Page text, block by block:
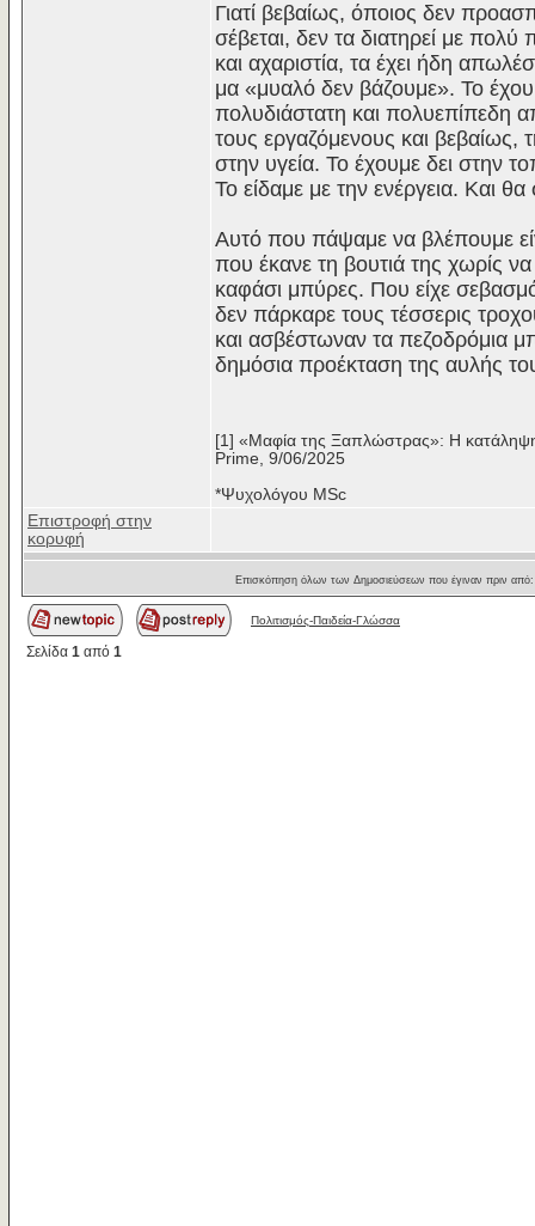
Γιατί βεβαίως, όποιος δεν
σέβεται, δεν τα διατηρεί με
και αχαριστία, τα έχει ήδη
μα «μυαλό δεν βάζουμε». Το
πολυδιάστατη και πολυεπίπεδη
τους εργαζόμενους και βεβαίως,
στην υγεία. Το έχουμε δει στην
Το είδαμε με την ενέργεια. Και
Αυτό που πάψαμε να βλέπουμε
που έκανε τη βουτιά της χωρίς
καφάσι μπύρες. Που είχε
δεν πάρκαρε τους τέσσερις
και ασβέστωναν τα πεζοδρόμια
δημόσια προέκταση της αυλής
[1] «Μαφία της Ξαπλώστρας»: Η
Prime, 9/06/2025
*Ψυχολόγου MSc
Επιστροφή στην
κορυφή
Επισκόπηση όλων των Δημοσιεύσεων που έγιναν πριν
Πολιτισμός-Παιδεία-Γλώσσα
Σελίδα 1 από 1